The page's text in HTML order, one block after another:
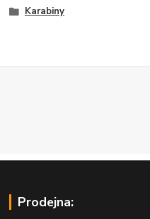
Karabiny
Prodejna: